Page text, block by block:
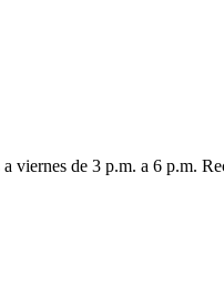
de 3 p.m. a 6 p.m.